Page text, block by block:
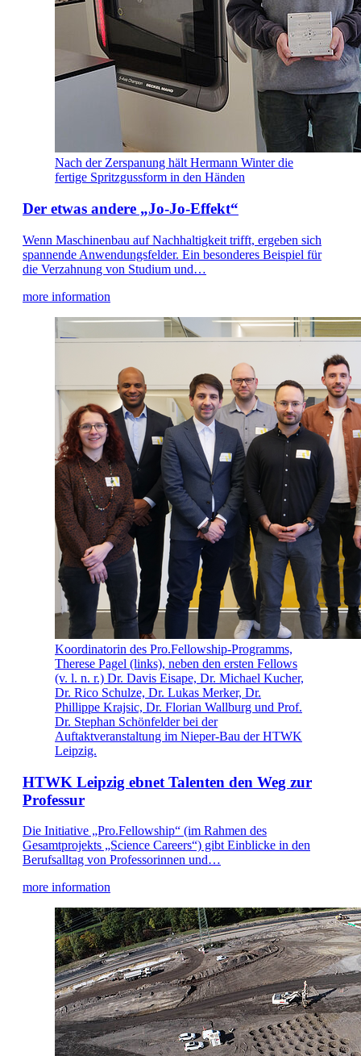
Nach der Zerspanung hält Hermann Winter die
fertige Spritzgussform in den Händen
Der etwas andere „Jo-Jo-Effekt“
Wenn Maschinenbau auf Nachhaltigkeit trifft, ergeben sich
spannende Anwendungsfelder. Ein besonderes Beispiel für
die Verzahnung von Studium und…
more information
Koordinatorin des Pro.Fellowship-Programms,
Therese Pagel (links), neben den ersten Fellows
(v. l. n. r.) Dr. Davis Eisape, Dr. Michael Kucher,
Dr. Rico Schulze, Dr. Lukas Merker, Dr.
Phillippe Krajsic, Dr. Florian Wallburg und Prof.
Dr. Stephan Schönfelder bei der
Auftaktveranstaltung im Nieper-Bau der HTWK
Leipzig.
HTWK Leipzig ebnet Talenten den Weg zur
Professur
Die Initiative „Pro.Fellowship“ (im Rahmen des
Gesamtprojekts „Science Careers“) gibt Einblicke in den
Berufsalltag von Professorinnen und…
more information